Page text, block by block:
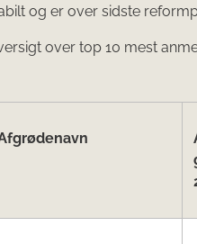
og er over sidste
over top 10 mest